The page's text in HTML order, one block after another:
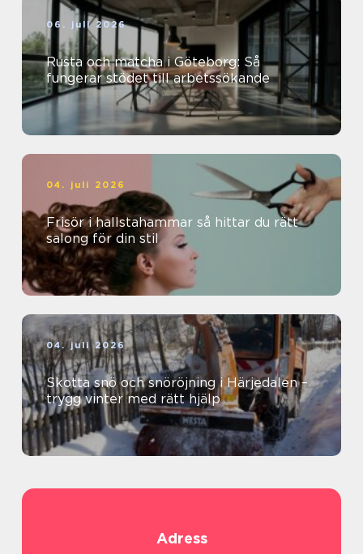
06. juli 2026
Rusta och matcha i Göteborg: Så
fungerar stödet till arbetssökande
04. juli 2026
Frisör i hallstahammar så hittar du rätt
salong för din stil
04. juli 2026
Skotta snö och snöröjning i Härjedalen –
trygg vinter med rätt hjälp
Adress